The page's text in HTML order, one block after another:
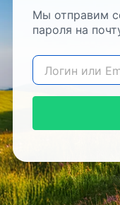
Мы отправим
пароля на